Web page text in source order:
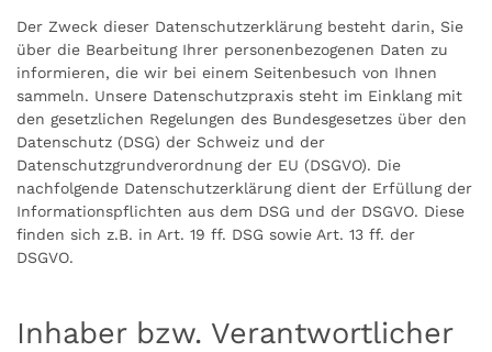
Der Zweck dieser Datenschutzerklärung besteht darin, Sie
über die Bearbeitung Ihrer personenbezogenen Daten zu
informieren, die wir bei einem Seitenbesuch von Ihnen
sammeln. Unsere Datenschutzpraxis steht im Einklang mit
den gesetzlichen Regelungen des Bundesgesetzes über den
Datenschutz (DSG) der Schweiz und der
Datenschutzgrundverordnung der EU (DSGVO). Die
nachfolgende Datenschutzerklärung dient der Erfüllung der
Informationspflichten aus dem DSG und der DSGVO. Diese
finden sich z.B. in Art. 19 ff. DSG sowie Art. 13 ff. der
DSGVO.
Inhaber bzw. Verantwortlicher